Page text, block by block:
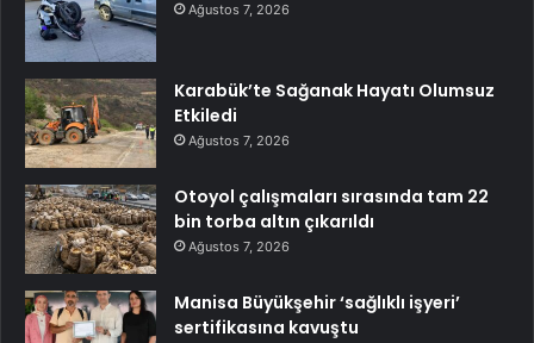
Ağustos 7, 2026
Karabük’te Sağanak Hayatı Olumsuz
Etkiledi
Ağustos 7, 2026
Otoyol çalışmaları sırasında tam 22
bin torba altın çıkarıldı
Ağustos 7, 2026
Manisa Büyükşehir ‘sağlıklı işyeri’
sertifikasına kavuştu